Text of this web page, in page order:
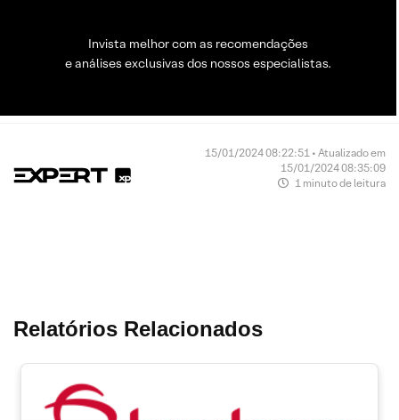
Invista melhor com as recomendações
e análises exclusivas dos nossos especialistas.
15/01/2024 08:22:51 • Atualizado em
15/01/2024 08:35:09
1 minuto de leitura
Relatórios Relacionados